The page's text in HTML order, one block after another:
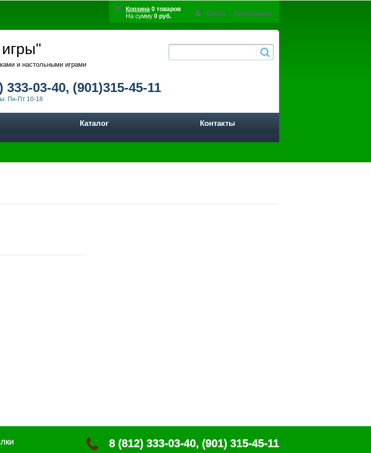
Корзина 0 товаров
На сумму 0 руб. Войти Регистрация
и настольными играми
333-03-40, (901)315-45-11
Пн-Пт 10-18
Каталог Контакты
8 (812) 333-03-40, (901) 315-45-11